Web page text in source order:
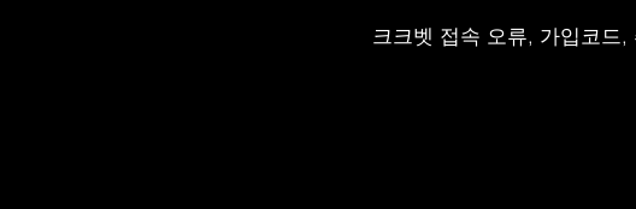
크크벳 접속 오류, 가입코드